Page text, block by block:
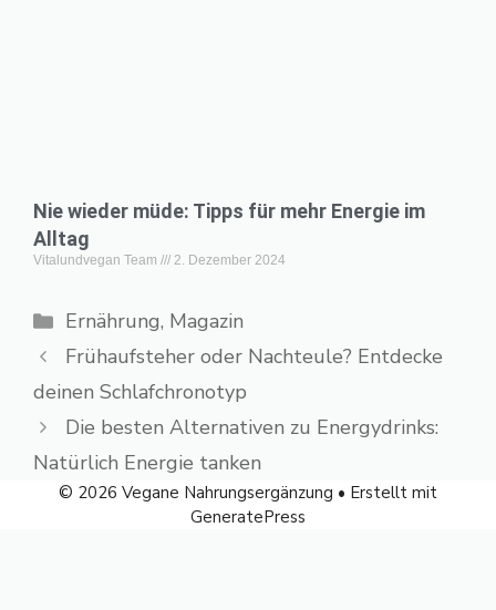
Nie wieder müde: Tipps für mehr Energie im
Alltag
Vitalundvegan Team 2. Dezember 2024
Ernährung, Magazin
Frühaufsteher oder Nachteule? Entdecke
deinen Schlafchronotyp
Die besten Alternativen zu Energydrinks:
Natürlich Energie tanken
© 2026 Vegane Nahrungsergänzung • Erstellt mit
GeneratePress